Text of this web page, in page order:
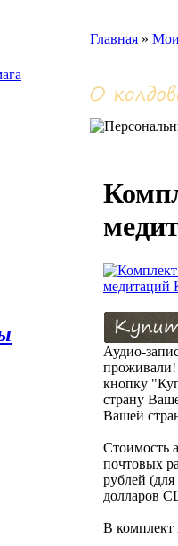
Главная »
Аудио-
проживали!
кнопку
страну
Вашей
Стоимость
почтовых
рублей (для
долларов
В комплект